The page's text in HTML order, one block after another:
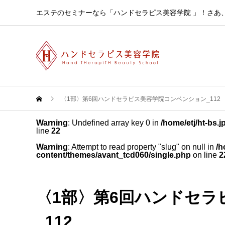
エステのセミナーなら「ハンドセラピス美容学院 」！さ
〈1部〉第6回ハンドセラピス美容学院コンベンション_112
Warning: Undefined array key 0 in /home/etj/ht-
line 22
Warning: Attempt to read property "slug" on null in /
content/themes/avant_tcd060/single.php on line
〈1部〉第6回ハンドセ